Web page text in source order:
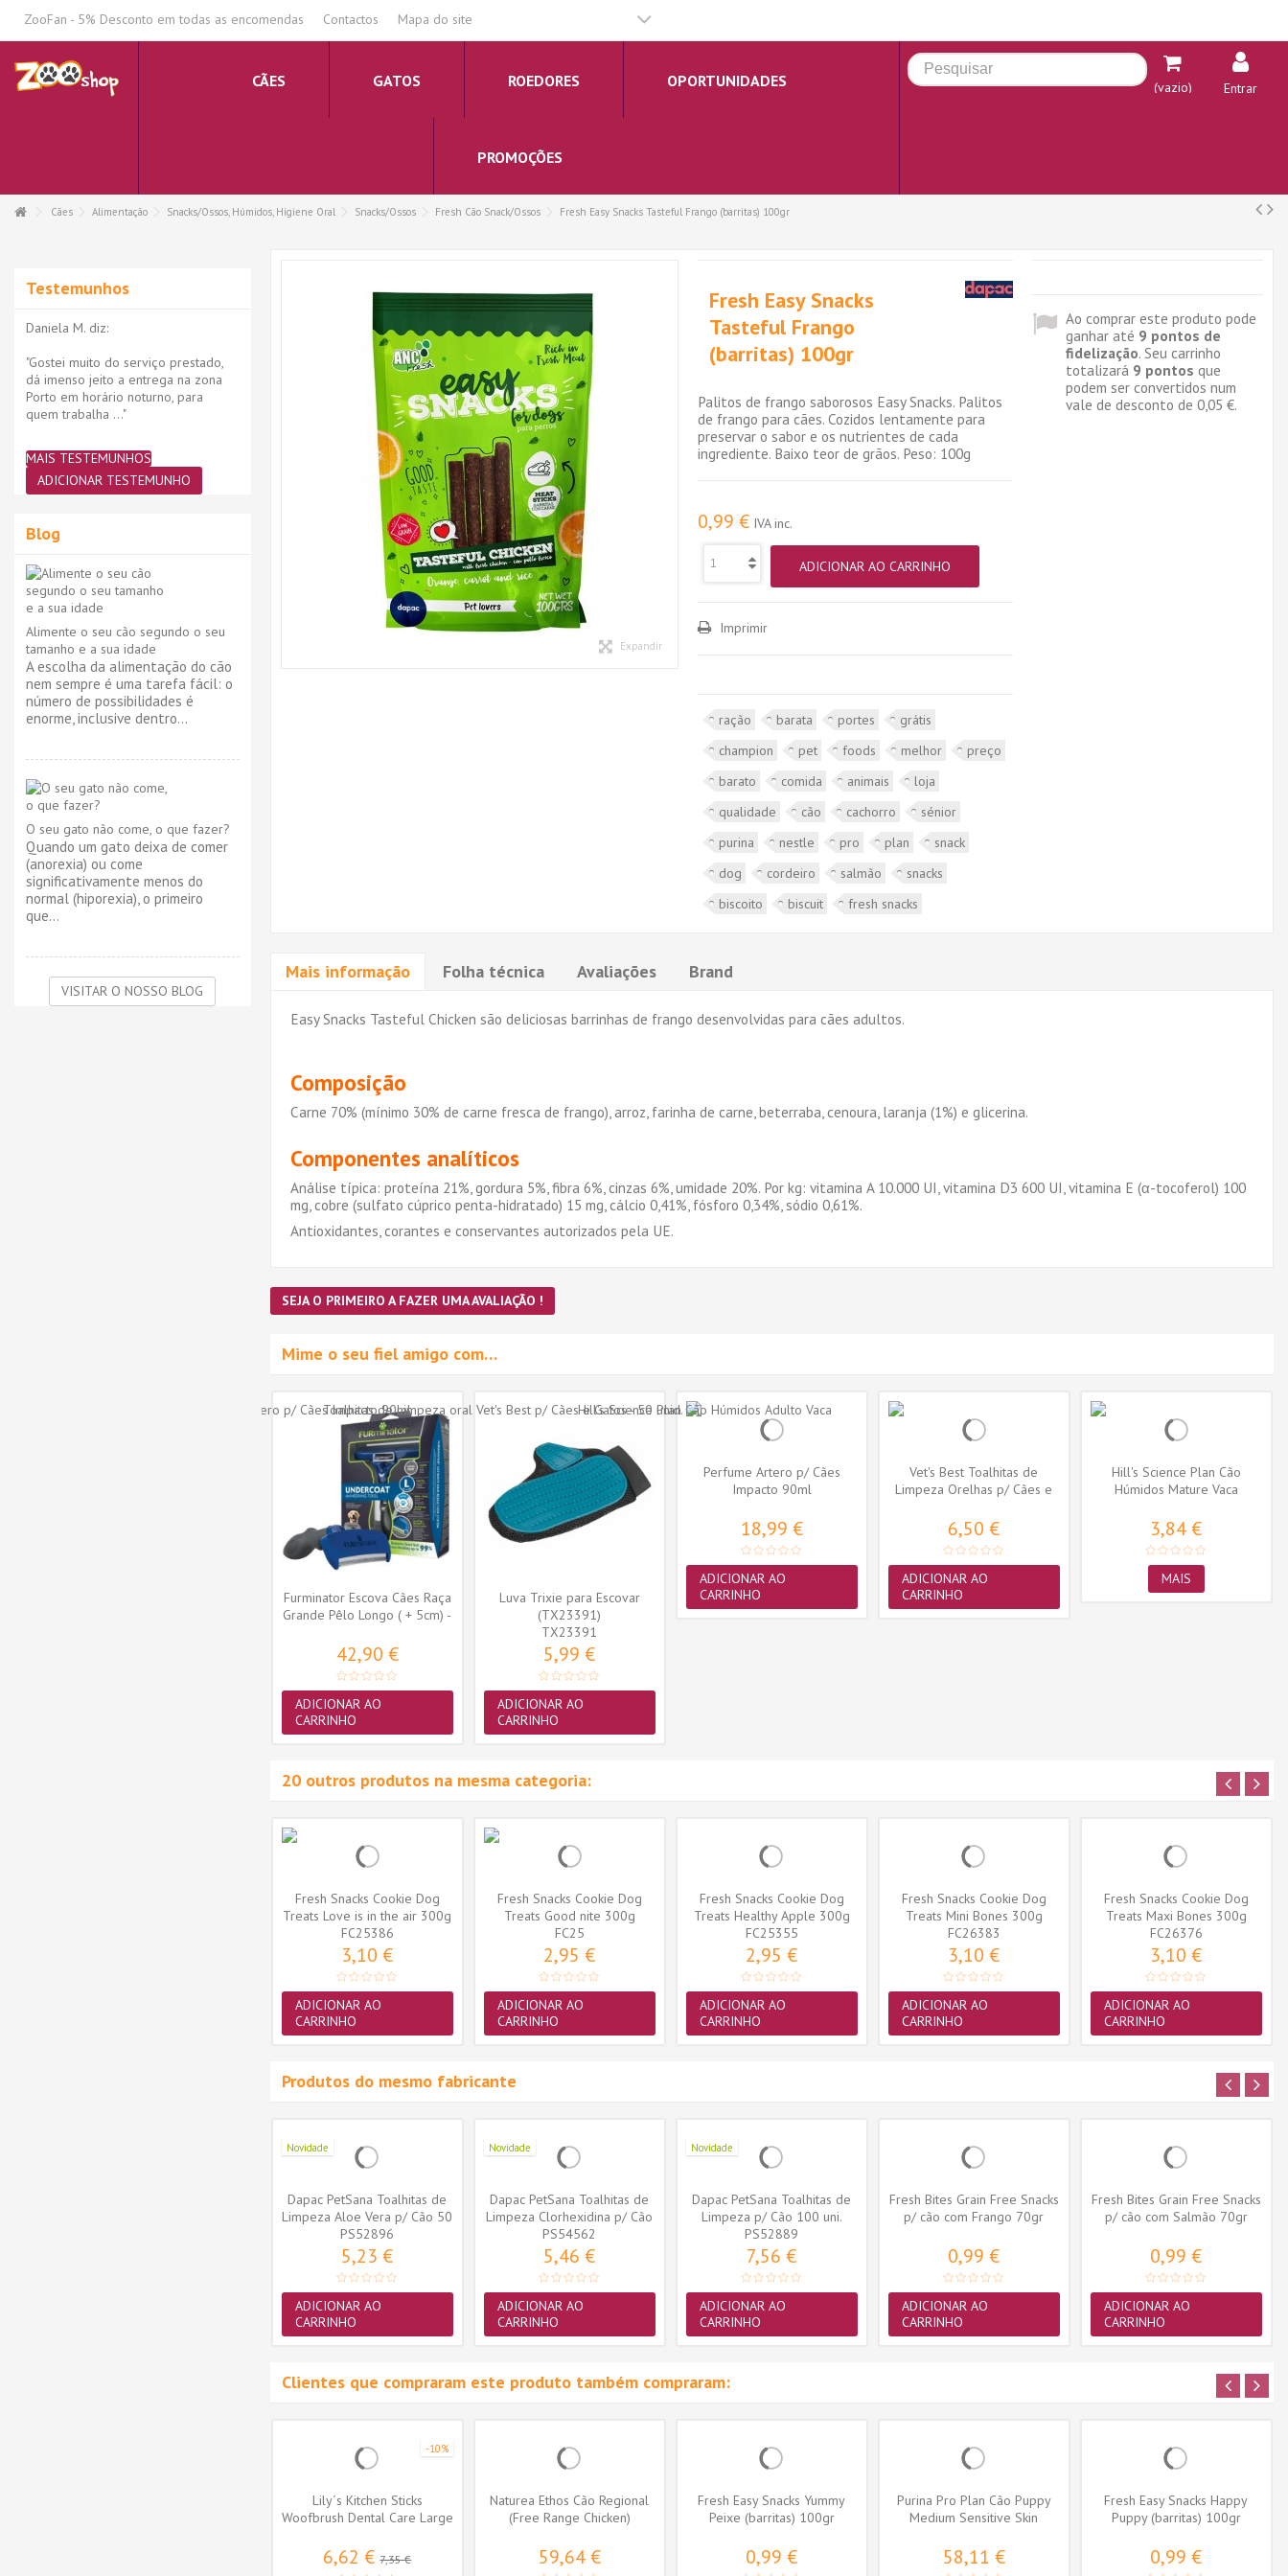
ZooFan - 5% Desconto em todas as encomendas Contactos Mapa do site
CÃES GATOS ROEDORES OPORTUNIDADES
PROMOÇÕES
(vazio) Entrar
Cães Alimentação Snacks/Ossos, Húmidos, Higiene Oral Snacks/Ossos Fresh Cão Snack/Ossos Fresh Easy Snacks Tasteful Frango (barritas) 100gr
Expandir
Fresh Easy Snacks
Tasteful Frango
(barritas) 100gr
Palitos de frango saborosos Easy Snacks. Palitos
de frango para cães. Cozidos lentamente para
preservar o sabor e os nutrientes de cada
ingrediente. Baixo teor de grãos. Peso: 100g
0,99 € IVA inc.
ADICIONAR AO CARRINHO
Imprimir
ração barata portes
grátis
champion
pet foods melhor
preço
barato
comida animais
loja
qualidade
cão cachorro
sénior
purina
nestle pro plan
snack
dog
cordeiro salmão
snacks
biscoito
biscuit fresh snacks
Ao comprar este produto pode
ganhar até 9 pontos de
fidelização. Seu carrinho
totalizará 9 pontos que
podem ser convertidos num
vale de desconto de 0,05 €.
Mais informação Folha técnica Avaliações Brand
Easy Snacks Tasteful Chicken são deliciosas barrinhas de frango desenvolvidas para cães adultos.
Composição
Carne 70% (mínimo 30% de carne fresca de frango), arroz, farinha de carne, beterraba, cenoura, laranja (1%) e glicerina.
Componentes analíticos
Análise típica: proteína 21%, gordura 5%, fibra 6%, cinzas 6%, umidade 20%. Por kg: vitamina A 10.000 UI, vitamina D3 600 UI, vitamina E (α-tocoferol) 100
mg, cobre (sulfato cúprico penta-hidratado) 15 mg, cálcio 0,41%, fósforo 0,34%, sódio 0,61%.
Antioxidantes, corantes e conservantes autorizados pela UE.
SEJA O PRIMEIRO A FAZER UMA AVALIAÇÃO !
Mime o seu fiel amigo com…
Furminator Escova Cães Raça
Grande Pêlo Longo ( + 5cm) -
42,90 €
ADICIONAR AO
CARRINHO
Luva Trixie para Escovar
(TX23391)
TX23391
5,99 €
ADICIONAR AO
CARRINHO
Perfume Artero p/ Cães
Impacto 90ml
18,99 €
ADICIONAR AO
CARRINHO
Vet's Best Toalhitas de
Limpeza Orelhas p/ Cães e
6,50 €
ADICIONAR AO
CARRINHO
Hill's Science Plan Cão
Húmidos Mature Vaca
3,84 €
MAIS
20 outros produtos na mesma categoria:
Fresh Snacks Cookie Dog
Treats Love is in the air 300g
FC25386
3,10 €
ADICIONAR AO
CARRINHO
Fresh Snacks Cookie Dog
Treats Good nite 300g
FC25
2,95 €
ADICIONAR AO
CARRINHO
Fresh Snacks Cookie Dog
Treats Healthy Apple 300g
FC25355
2,95 €
ADICIONAR AO
CARRINHO
Fresh Snacks Cookie Dog
Treats Mini Bones 300g
FC26383
3,10 €
ADICIONAR AO
CARRINHO
Fresh Snacks Cookie Dog
Treats Maxi Bones 300g
FC26376
3,10 €
ADICIONAR AO
CARRINHO
Produtos do mesmo fabricante
Novidade
Dapac PetSana Toalhitas de
Limpeza Aloe Vera p/ Cão 50
uni.
PS52896
5,23 €
ADICIONAR AO
CARRINHO
Novidade
Dapac PetSana Toalhitas de
Limpeza Clorhexidina p/ Cão
e...
PS54562
5,46 €
ADICIONAR AO
CARRINHO
Novidade
Dapac PetSana Toalhitas de
Limpeza p/ Cão 100 uni.
PS52889
7,56 €
ADICIONAR AO
CARRINHO
Fresh Bites Grain Free Snacks
p/ cão com Frango 70gr
0,99 €
ADICIONAR AO
CARRINHO
Fresh Bites Grain Free Snacks
p/ cão com Salmão 70gr
0,99 €
ADICIONAR AO
CARRINHO
Clientes que compraram este produto também compraram:
-10%
Lily´s Kitchen Sticks
Woofbrush Dental Care Large
6,62 €7,35 €
Naturea Ethos Cão Regional
(Free Range Chicken)
59,64 €
Fresh Easy Snacks Yummy
Peixe (barritas) 100gr
0,99 €
Purina Pro Plan Cão Puppy
Medium Sensitive Skin
58,11 €
Fresh Easy Snacks Happy
Puppy (barritas) 100gr
0,99 €
Testemunhos
Daniela M. diz:
"Gostei muito do serviço prestado,
dá imenso jeito a entrega na zona
Porto em horário noturno, para
quem trabalha ..."
MAIS TESTEMUNHOS
ADICIONAR TESTEMUNHO
Blog
Alimente o seu cão segundo o seu
tamanho e a sua idade
A escolha da alimentação do cão
nem sempre é uma tarefa fácil: o
número de possibilidades é
enorme, inclusive dentro...
O seu gato não come, o que fazer?
Quando um gato deixa de comer
(anorexia) ou come
significativamente menos do
normal (hiporexia), o primeiro
que...
VISITAR O NOSSO BLOG